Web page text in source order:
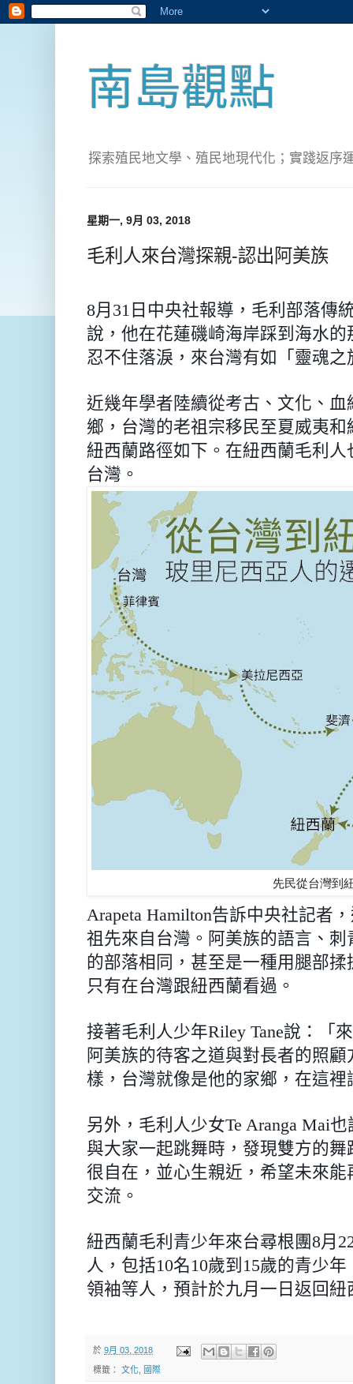
南島觀點
探索殖民地文學、殖民地現代化；實踐返序
星期一, 9月 03, 2018
毛利人來台灣探親-認出阿美族
8月 31 日中央社報導，毛利部落傳
說，他在花蓮磯崎海岸踩到海水
忍不住落淚，來台灣有如「靈魂之
近幾年學者陸續從考古、文化、
鄉，台灣的老祖宗移民至夏威夷
紐西蘭路徑如下。在紐西蘭毛利
台灣。
先民從台灣到
Arapeta Hamilton告訴中央社記者
祖先來自台灣。阿美族的語言、
的部落相同，甚至是一種用腿部
只有在台灣跟紐西蘭看過。
接著毛利人少年Riley Tane說：「
阿美族的待客之道與對長者的照
樣，台灣就像是他的家鄉，在這
另外，毛利人少女Te Aranga Mai也
與大家一起跳舞時，發現雙方的
很自在，並心生親近，希望未來
交流。
紐西蘭毛利青少年來台尋根團8月
人，包括10名10歲到 15歲的青少年
領袖等人，預計於九月一日返回紐
於 9月 03, 2018
標籤： 文化 國際